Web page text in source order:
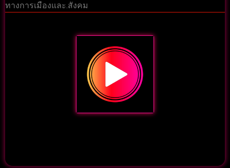
ทางการเมืองและ.สังคม